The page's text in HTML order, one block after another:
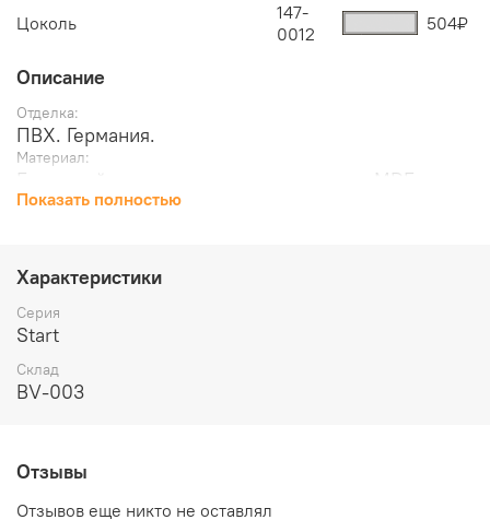
Цоколь
147-
0012
504₽
Описание
Отделка:
ПВХ. Германия.
Материал:
Брус хвойных пород, пенополистирол, MDF.
Толщина, мм:
18.25
Показать полностью
Характеристики
Серия
Start
Склад
BV-003
Отзывы
Отзывов еще никто не оставлял